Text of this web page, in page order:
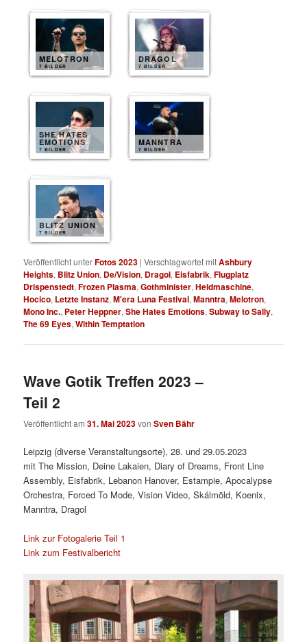
MELOTRON
7 BILDER
DRAGOL
7 BILDER
SHE HATES
EMOTIONS
7 BILDER
MANNTRA
7 BILDER
BLITZ UNION
7 BILDER
Veröffentlicht unterFotos 2023 |Verschlagwortet mitAshbury
Heights, Blitz Union, De/Vision, Dragol, Eisfabrik,Flugplatz
Drispenstedt,Frozen Plasma,Gothminister,Heldmaschine,
Hocico, Letzte Instanz,M'era Luna Festival,Manntra,Melotron,
Mono Inc., Peter Heppner,She Hates Emotions,Subway to Sally,
The 69 Eyes,Within Temptation
Wave Gotik Treffen 2023 –
Teil 2
Veröffentlicht am31. Mai 2023vonSven Bähr
Leipzig (diverse Veranstaltungsorte), 28. und 29.05.2023
mit The Mission, Deine Lakaien, Diary of Dreams, Front Line
Assembly, Eisfabrik, Lebanon Hanover, Estampie, Apocalypse
Orchestra, Forced To Mode, Vision Video, Skálmöld, Koenix,
Manntra, Dragol
Link zur Fotogalerie Teil 1
Link zum Festivalbericht